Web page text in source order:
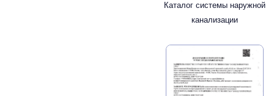
Каталог системы наружной
канализации